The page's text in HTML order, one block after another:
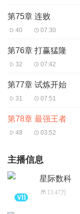
第75章 连败
40 07:30
第76章 打赢猛隆
32 07:42
第77章 试炼开始
31 07:51
第78章 最强王者
48 03:52
主播信息
星际数科
13.47万